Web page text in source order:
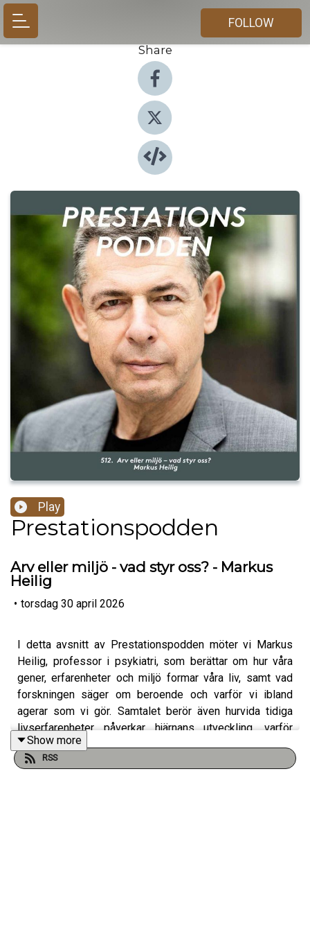
FOLLOW
Share
Play
Prestationspodden
Arv eller miljö - vad styr oss? - Markus
Heilig
• torsdag 30 april 2026
I detta avsnitt av Prestationspodden möter vi Markus
Heilig, professor i psykiatri, som berättar om hur våra
gener, erfarenheter och miljö formar våra liv, samt vad
forskningen säger om beroende och varför vi ibland
agerar som vi gör. Samtalet berör även hurvida tidiga
livserfarenheter påverkar hjärnans utveckling, varför
vissa människor är mer sårbara för psykisk ohälsa än
andra och vad vi kan göra för att skapa bättre
Show more
RSS